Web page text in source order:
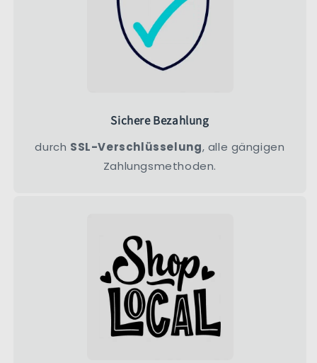
Sichere Bezahlung
durch SSL-Verschlüsselung, alle gängigen
Zahlungsmethoden.